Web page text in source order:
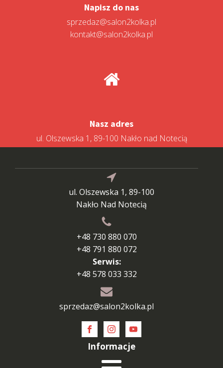
Napisz do nas
sprzedaz@salon2kolka.pl
kontakt@salon2kolka.pl
Nasz adres
ul. Olszewska 1, 89-100 Nakło nad Notecią
ul. Olszewska 1, 89-100
Nakło Nad Notecią
+48 730 880 070
+48 791 880 072
Serwis:
+48 578 033 332
sprzedaz@salon2kolka.pl
Informacje